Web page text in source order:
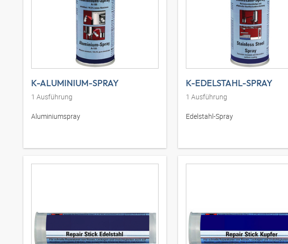
K-ALUMINIUM-SPRAY
1 Ausführung
Aluminiumspray
K-EDELSTAHL-SPRAY
1 Ausführung
Edelstahl-Spray